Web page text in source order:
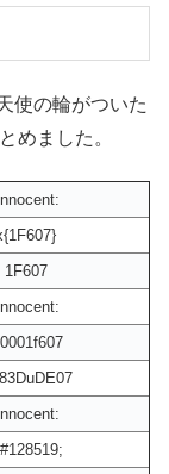
使の輪がついた
めました。
1F607